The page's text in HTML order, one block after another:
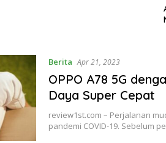
Berita Apr 21, 2023
OPPO A78 5G
Daya Super Cepat
review1st.com – Perjalanan
pandemi COVID-19. Sebelum